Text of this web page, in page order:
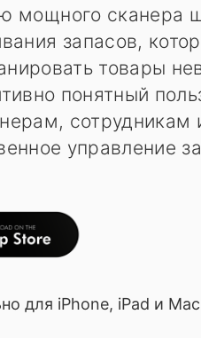
мощного сканера
запасов,
товары
понятный
сотрудникам
управление
для iPhone, iPad и